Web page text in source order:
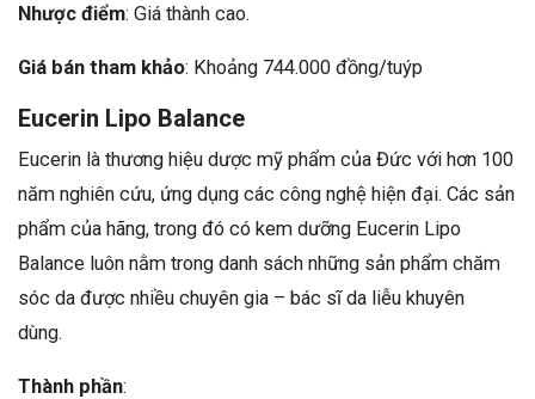
Nhược điểm: Giá thành cao.
Giá bán tham khảo: Khoảng 744.000 đồng/tuýp
Eucerin Lipo Balance
Eucerin là thương hiệu dược mỹ phẩm của Đức với hơn 100
năm nghiên cứu, ứng dụng các công nghệ hiện đại. Các sản
phẩm của hãng, trong đó có kem dưỡng Eucerin Lipo
Balance luôn nằm trong danh sách những sản phẩm chăm
sóc da được nhiều chuyên gia – bác sĩ da liễu khuyên
dùng.
Thành phần: